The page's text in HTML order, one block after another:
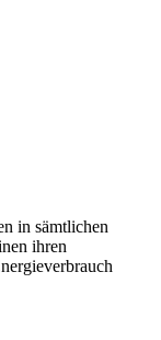
in sämtlichen
ihren